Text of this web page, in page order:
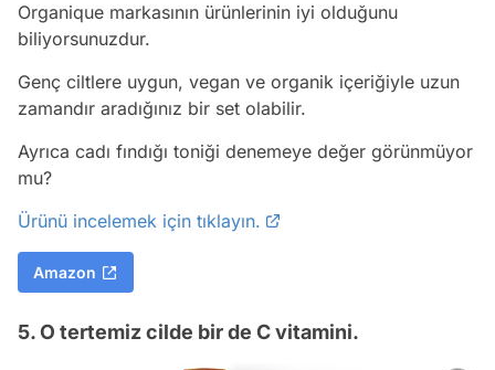
Organique markasının ürünlerinin iyi olduğunu
biliyorsunuzdur.
Genç ciltlere uygun, vegan ve organik içeriğiyle uzun
zamandır aradığınız bir set olabilir.
Ayrıca cadı fındığı toniği denemeye değer görünmüyor
mu?
Ürünü incelemek için tıklayın.
Amazon
5. O tertemiz cilde bir de C vitamini.